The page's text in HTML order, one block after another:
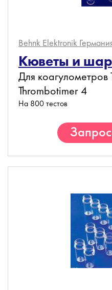
Behnk Elektronik
Кюветы и
Для
Thrombotimer 4
На 800 тестов